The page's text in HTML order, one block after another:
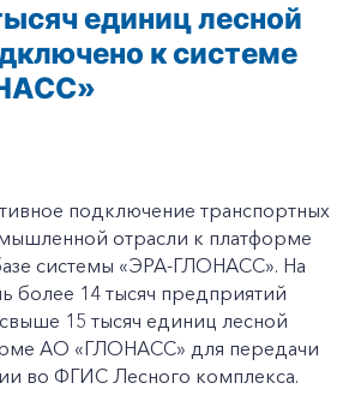
единиц лесной
к системе
подключение транспортных
отрасли к платформе
системы «ЭРА-ГЛОНАСС». На
более 14 тысяч предприятий
15 тысяч единиц лесной
АО «ГЛОНАСС» для передачи
во ФГИС Лесного комплекса.